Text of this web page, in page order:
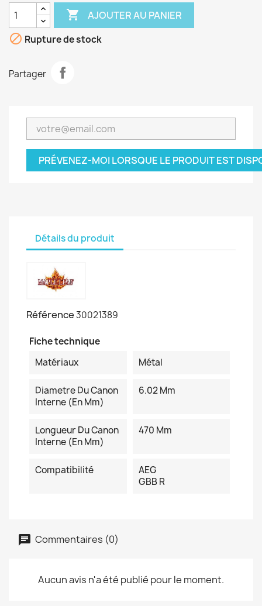
 AJOUTER AU PANIER
 Rupture de stock
Partager
PRÉVENEZ-MOI LORSQUE LE PRODUIT EST
Détails du produit
Référence30021389
Fiche technique
Matériaux
Métal
Diametre Du Canon
Interne (en Mm)
6.02 Mm
Longueur Du Canon
Interne (en Mm)
470 Mm
Compatibilité
AEG
GBB R
Commentaires (0)
Aucun avis n'a été publié pour le moment.